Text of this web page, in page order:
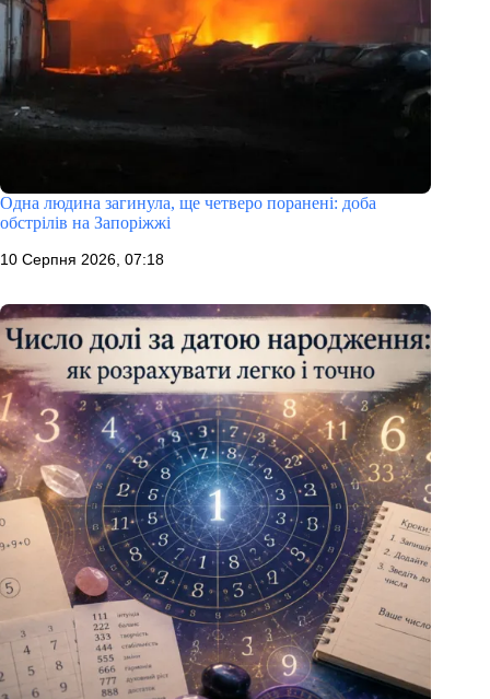
Одна людина загинула, ще четверо поранені: доба
обстрілів на Запоріжжі
10 Серпня 2026, 07:18